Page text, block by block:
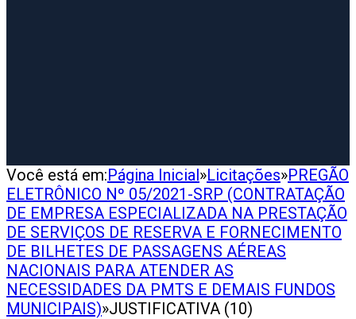
Você está em:Página Inicial»Licitações»PREGÃO
ELETRÔNICO Nº 05/2021-SRP (CONTRATAÇÃO
DE EMPRESA ESPECIALIZADA NA PRESTAÇÃO
DE SERVIÇOS DE RESERVA E FORNECIMENTO
DE BILHETES DE PASSAGENS AÉREAS
NACIONAIS PARA ATENDER AS
NECESSIDADES DA PMTS E DEMAIS FUNDOS
MUNICIPAIS)»JUSTIFICATIVA (10)